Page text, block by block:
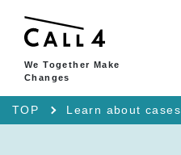
We Together Make
Changes
TOP Learn about cases